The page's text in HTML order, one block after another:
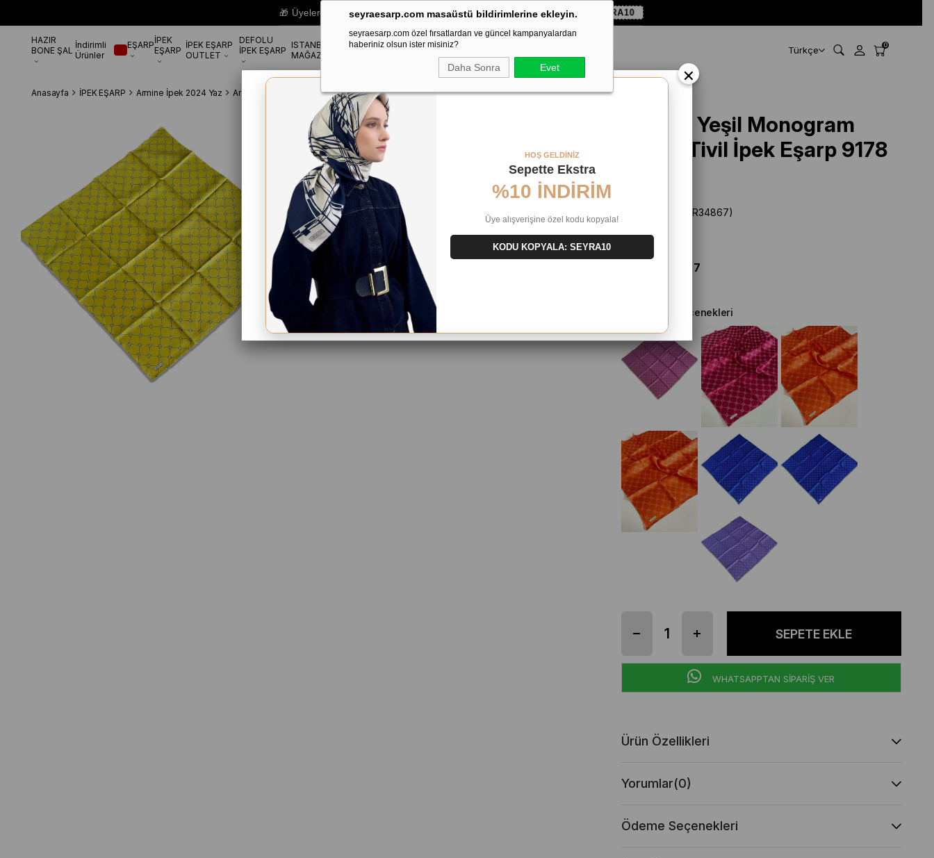
seyraesarp.com masaüstü bildirimlerine ekleyin.
seyraesarp.com özel fırsatlardan ve güncel kampanyalardan
haberiniz olsun ister misiniz?
Daha Sonra Evet
🎁 Üyelere Özel Sepette%10 EKSTRA İNDİRİM HEDİYE ÇEKİ! KOD: SEYRA10
HAZIR
BONE ŞAL İndirimli
Ürünler
EŞARPİPEK
EŞARP İPEK EŞARP
OUTLET
DEFOLU
İPEK EŞARP ISTANBUL
MAĞAZA
ŞALAKSESUAR Türkçe 0
Anasayfa İPEK EŞARP Armine İpek 2024 Yaz Armine Yeşil Monogram Desen Tivil İpek Eşarp 9178 - 32
Armine Yeşil Monogram
Desen Tivil İpek Eşarp 9178
(SYR34867)
$ 41.67
Diğer Renk Seçenekleri
WHATSAPPTAN SİPARİŞ VER
Ürün Özellikleri
Yorumlar(0)
Ödeme Seçenekleri
×
HOŞ GELDİNİZ
Sepette Ekstra
%10 İNDİRİM
Üye alışverişine özel kodu kopyala!
KODU KOPYALA: SEYRA10